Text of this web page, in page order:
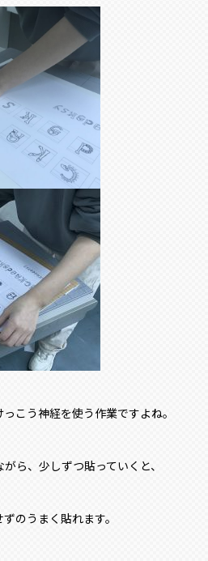
こう神経を使う作業ですよね。
ら、少しずつ貼っていくと、
のうまく貼れます。